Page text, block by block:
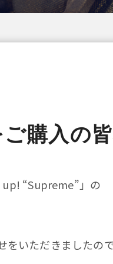
購入の
up! “Supreme”」の
いただきましたの